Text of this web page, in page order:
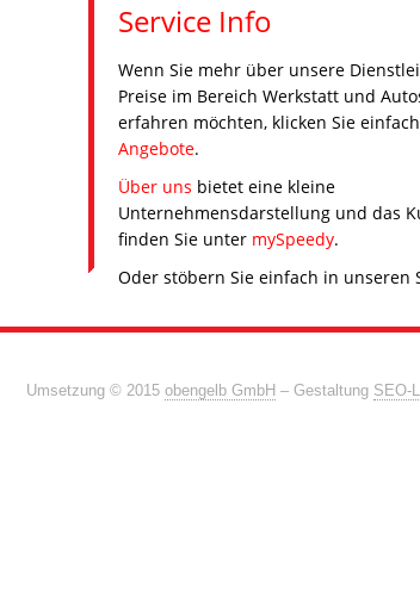
Service Info
Wenn Sie mehr über unsere
Preise im Bereich Werkstatt und
erfahren möchten, klicken Sie
Angebote.
Über uns bietet eine kleine
Unternehmensdarstellung und das
finden Sie unter mySpeedy.
Oder stöbern Sie einfach in unseren
Umsetzung © 2015obengelb GmbH – Gestaltung SEO-